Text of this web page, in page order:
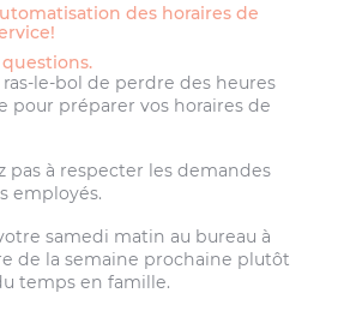
des horaires de
questions.
ras-le-bol de perdre des heures
pour préparer vos horaires de
pas à respecter les demandes
employés.
samedi matin au bureau à
de la semaine prochaine plutôt
temps en famille.